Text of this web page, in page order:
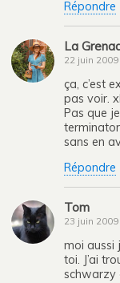
Répondre
La
22 juin 2009
ça, c’est
pas voir.
Pas que
sans en
Répondre
Tom
23 juin 2009
moi aussi
toi. J’ai
schwarzy